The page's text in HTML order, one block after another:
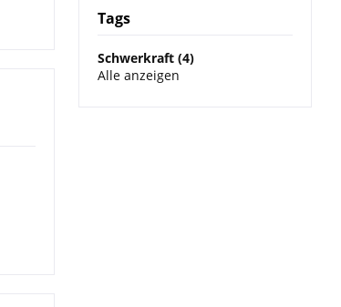
Tags
Schwerkraft (4)
Alle anzeigen